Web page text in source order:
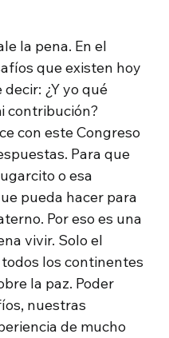
la pena. En el
que existen hoy
¿Y yo qué
contribución?
con este Congreso
Para que
o esa
pueda hacer para
Por eso es una
vivir. Solo el
los continentes
la paz. Poder
nuestras
de mucho